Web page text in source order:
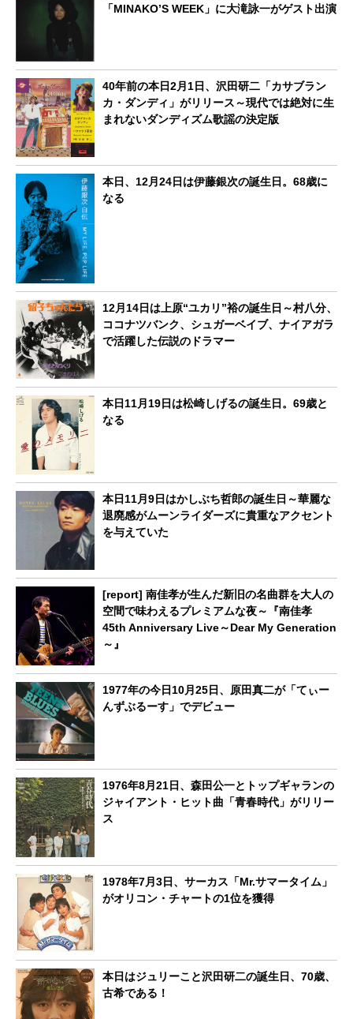
「MINAKO’S WEEK」に大滝詠一がゲスト出演
40年前の本日2月1日、沢田研二「カサブラン
カ・ダンディ」がリリース～現代では絶対に生
まれないダンディズム歌謡の決定版
本日、12月24日は伊藤銀次の誕生日。68歳に
なる
12月14日は上原“ユカリ”裕の誕生日～村八分、
ココナツバンク、シュガーベイブ、ナイアガラ
で活躍した伝説のドラマー
本日11月19日は松崎しげるの誕生日。69歳と
なる
本日11月9日はかしぶち哲郎の誕生日～華麗な
退廃感がムーンライダーズに貴重なアクセント
を与えていた
[report] 南佳孝が生んだ新旧の名曲群を大人の
空間で味わえるプレミアムな夜～『南佳孝
45th Anniversary Live～Dear My Generation
～』
1977年の今日10月25日、原田真二が「てぃー
んずぶるーす」でデビュー
1976年8月21日、森田公一とトップギャランの
ジャイアント・ヒット曲「青春時代」がリリー
ス
1978年7月3日、サーカス「Mr.サマータイム」
がオリコン・チャートの1位を獲得
本日はジュリーこと沢田研二の誕生日、70歳、
古希である！